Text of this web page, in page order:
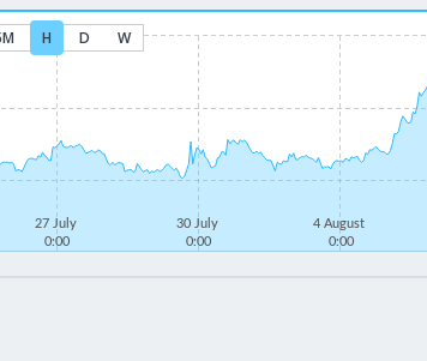
H D W
27 July
0:00
30 July
0:00
4 August
0:00